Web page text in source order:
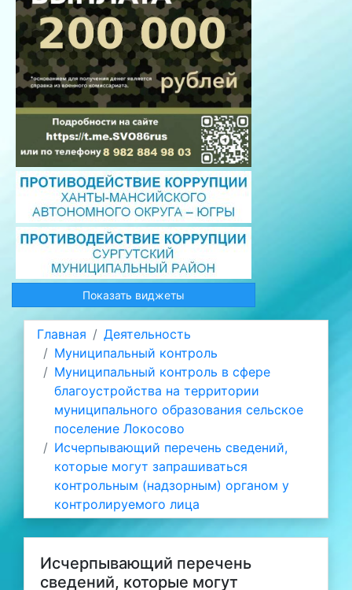
Показать виджеты
Главная
Деятельность
Муниципальный контроль
Муниципальный контроль в сфере
благоустройства на территории
муниципального образования сельское
поселение Локосово
Исчерпывающий перечень сведений,
которые могут запрашиваться
контрольным (надзорным) органом у
контролируемого лица
Исчерпывающий перечень
сведений, которые могут